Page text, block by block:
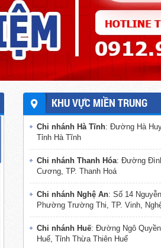
KHU VỰC MIỀN TRUNG
Chi nhánh Hà Tĩnh: Đường Hà
Tỉnh Hà Tĩnh
Chi nhánh Thanh Hóa: Đường
Cương, TP. Thanh Hoá
Chi nhánh Nghệ An: Số 14
Phường Trường Thi, TP. Vinh,
Chi nhánh Huế: Đường Ngô
Huế, Tỉnh Thừa Thiên Huế